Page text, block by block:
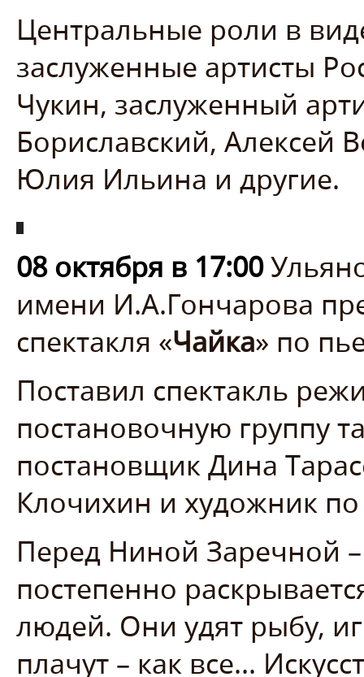
Центральные роли в
заслуженные артисты
Чукин, заслуженный
Бориславский, Алексей
Юлия Ильина и другие.
08 октября в 17:00
имени И.А.Гончарова
спектакля «Чайка» по
Поставил спектакль
постановочную группу
постановщик Дина
Клочихин и художник
Перед Ниной Заречной
постепенно
людей. Они удят рыбу,
плачут – как все...